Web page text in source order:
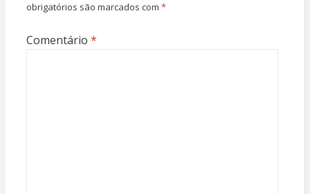
obrigatórios são marcados com *
Comentário *